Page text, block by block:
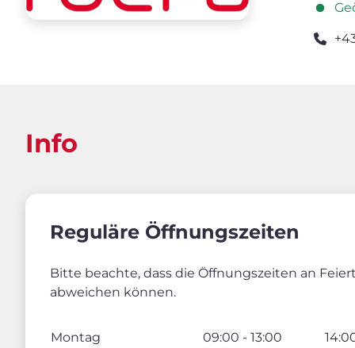
Info
Reguläre Öffnungszeiten
Bitte beachte, dass die Öffnungszeiten an
abweichen können.
Montag 09:00 - 13:00